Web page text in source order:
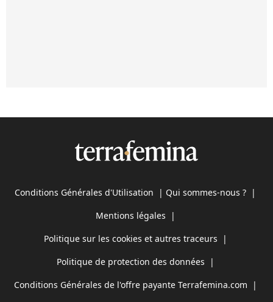
Conditions Générales d'Utilisation | Qui sommes-nous ? |
Mentions légales |
Politique sur les cookies et autres traceurs |
Politique de protection des données |
Conditions Générales de l'offre payante Terrafemina.com |